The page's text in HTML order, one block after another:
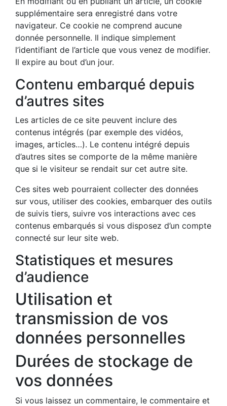
supplémentaire sera enregistré dans votre
navigateur. Ce cookie ne comprend aucune
donnée personnelle. Il indique simplement
l’identifiant de l’article que vous venez de modifier.
Il expire au bout d’un jour.
Contenu embarqué depuis
d’autres sites
Les articles de ce site peuvent inclure des
contenus intégrés (par exemple des vidéos,
images, articles…). Le contenu intégré depuis
d’autres sites se comporte de la même manière
que si le visiteur se rendait sur cet autre site.
Ces sites web pourraient collecter des données
sur vous, utiliser des cookies, embarquer des outils
de suivis tiers, suivre vos interactions avec ces
contenus embarqués si vous disposez d’un compte
connecté sur leur site web.
Statistiques et mesures
d’audience
Utilisation et
transmission de vos
données personnelles
Durées de stockage de
vos données
Si vous laissez un commentaire, le commentaire et